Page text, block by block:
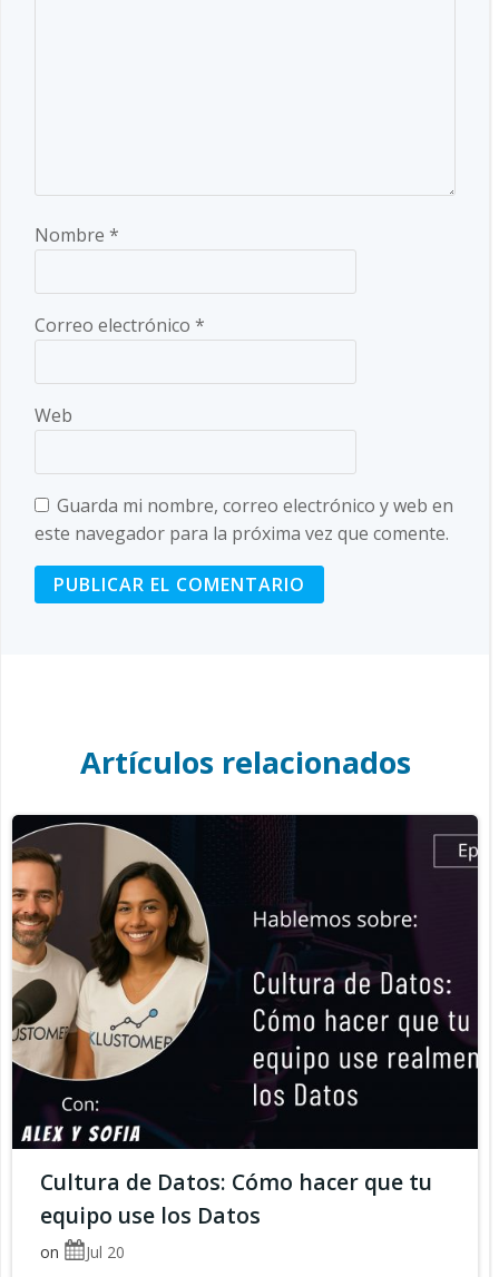
Nombre *
Correo electrónico *
Web
Guarda mi nombre, correo electrónico y web en
este navegador para la próxima vez que comente.
Artículos relacionados
Cultura de Datos: Cómo hacer que tu
equipo use los Datos
on Jul 20